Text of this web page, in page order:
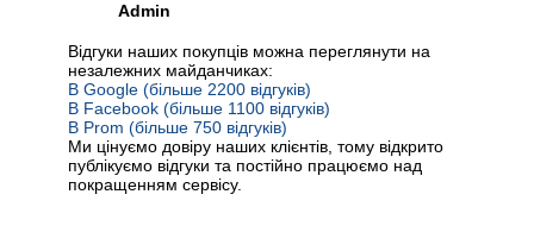
Admin
Відгуки наших покупців можна переглянути на
незалежних майданчиках:
В Google (більше 2200 відгуків)
В Facebook (більше 1100 відгуків)
В Prom (більше 750 відгуків)
Ми цінуємо довіру наших клієнтів, тому відкрито
публікуємо відгуки та постійно працюємо над
покращенням сервісу.